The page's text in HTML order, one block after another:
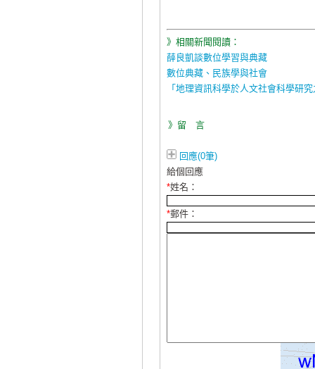
》相關新聞閱讀：
薛良凱談數位學習與典藏
數位典藏、民族學與社會
「地理資訊科學於人文社會科學研
》留 言
回應(0筆)
給個回應
*姓名：
*郵件：